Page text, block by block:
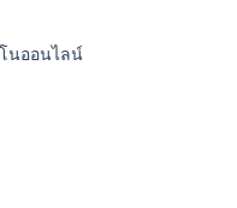
โนออนไลน์